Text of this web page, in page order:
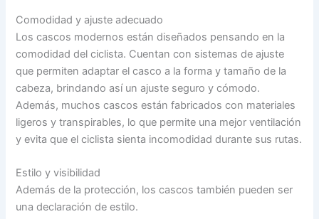
Comodidad y ajuste adecuado
Los cascos modernos están diseñados pensando en la
comodidad del ciclista. Cuentan con sistemas de ajuste
que permiten adaptar el casco a la forma y tamaño de la
cabeza, brindando así un ajuste seguro y cómodo.
Además, muchos cascos están fabricados con materiales
ligeros y transpirables, lo que permite una mejor ventilación
y evita que el ciclista sienta incomodidad durante sus rutas.
Estilo y visibilidad
Además de la protección, los cascos también pueden ser
una declaración de estilo.